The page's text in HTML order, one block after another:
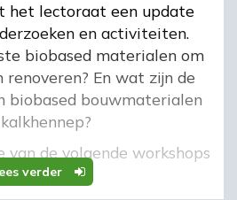
verder
het lectoraat een update
en activiteiten.
biobased materialen om
En wat zijn de
biobased bouwmaterialen
van de volgende workshops